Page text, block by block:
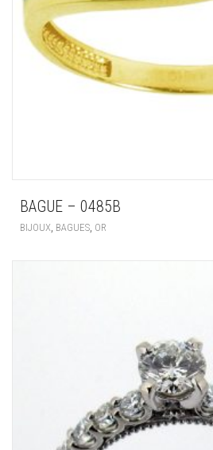
BAGUE – 0485B
BIJOUX, BAGUES, OR